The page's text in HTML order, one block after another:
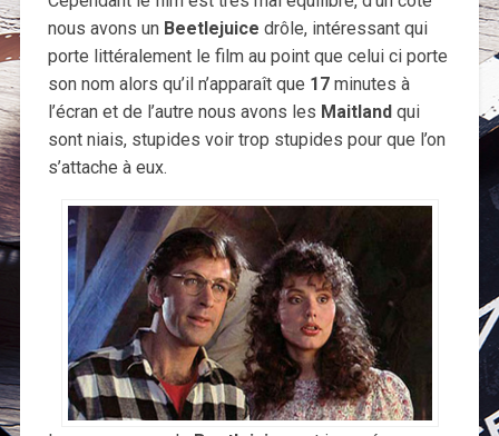
nous avons un Beetlejuice drôle, intéressant qui
porte littéralement le film au point que celui ci porte
son nom alors qu’il n’apparaît que 17minutes à
l’écran et de l’autre nous avons les Maitlandqui
sont niais, stupides voir trop stupides pour que l’on
s’attache à eux.